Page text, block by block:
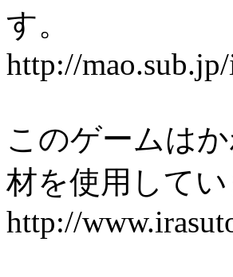
す。
http://
このゲームは
材を使用してい
http://